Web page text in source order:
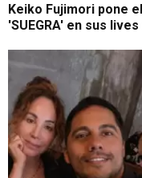
Keiko Fujimori pone
'SUEGRA' en sus